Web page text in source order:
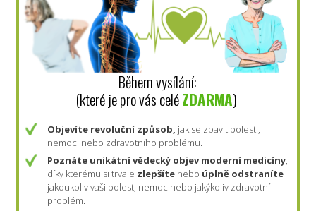
Během vysílání:
(které je pro vás celéZDARMA)
Objevíte revoluční způsob, jak se zbavit bolesti,
nemoci nebo zdravotního problému.
Poznáte unikátní vědecký objev moderní medicíny,
díky kterému si trvale zlepšíte nebo úplně odstraníte
jakoukoliv vaši bolest, nemoc nebo jakýkoliv zdravotní
problém.